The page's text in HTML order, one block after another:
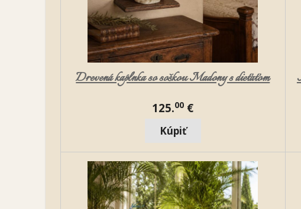
Drevená kaplnka so soškou Madony s dieťaťom
125.00 €